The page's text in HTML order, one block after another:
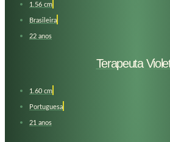
1.56 cm
Brasileira
22 anos
Terapeuta
1.60 cm
Portuguesa
21 anos